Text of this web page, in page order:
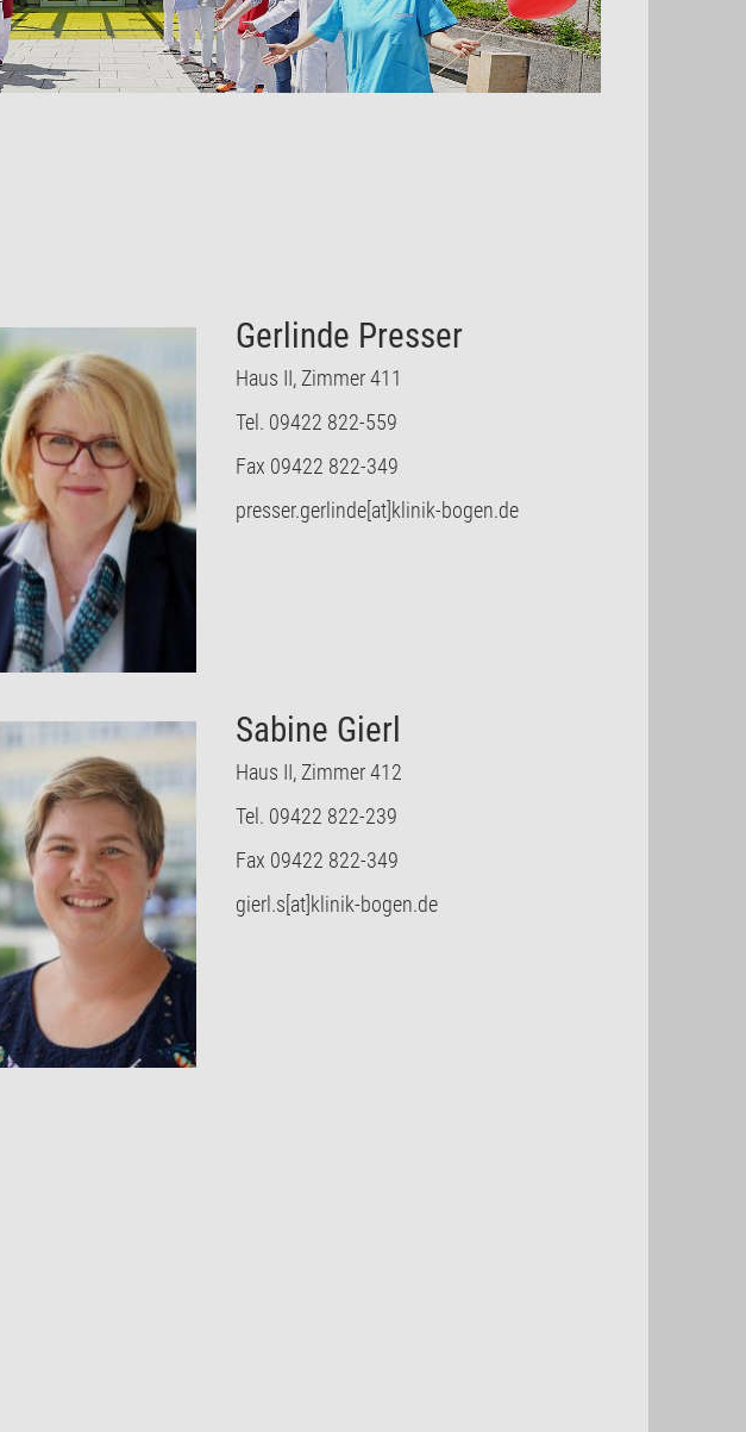
Gerlinde Presser
Haus II, Zimmer 411
Tel. 09422 822-559
Fax 09422 822-349
presser.gerlinde[at]klinik-bogen.de
Sabine Gierl
Haus II, Zimmer 412
Tel. 09422 822-239
Fax 09422 822-349
gierl.s[at]klinik-bogen.de